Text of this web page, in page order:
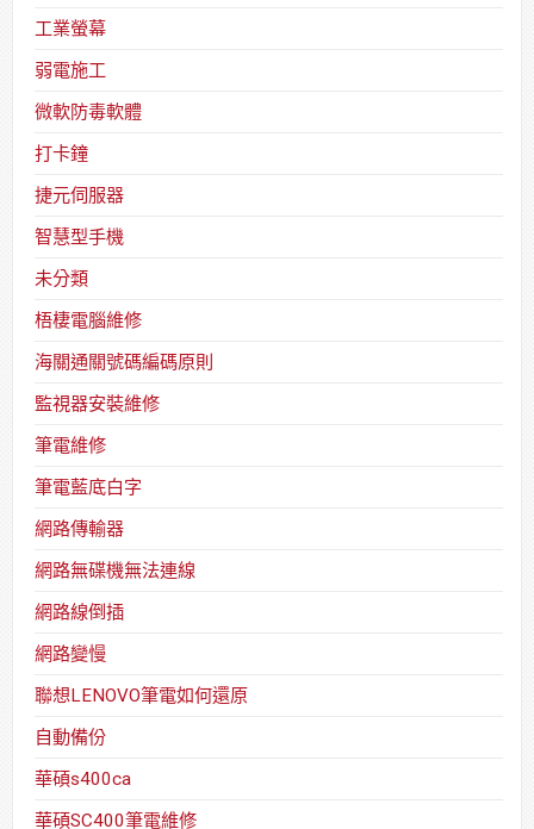
工業螢幕
弱電施工
微軟防毒軟體
打卡鐘
捷元伺服器
智慧型手機
未分類
梧棲電腦維修
海關通關號碼編碼原則
監視器安裝維修
筆電維修
筆電藍底白字
網路傳輸器
網路無碟機無法連線
網路線倒插
網路變慢
聯想LENOVO筆電如何還原
自動備份
華碩s400ca
華碩SC400筆電維修